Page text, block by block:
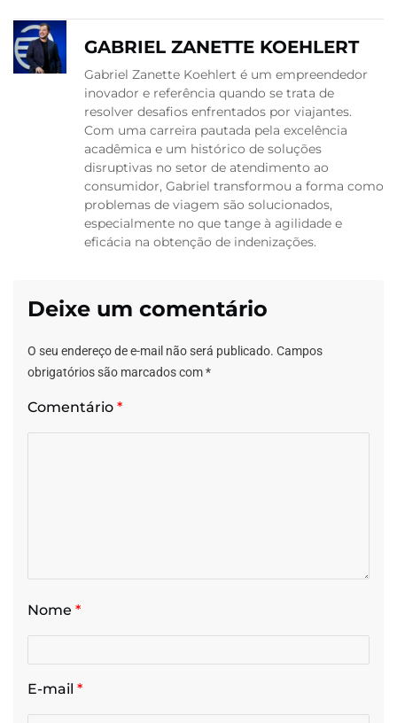
GABRIEL ZANETTE KOEHLERT
Gabriel Zanette Koehlert é um empreendedor
inovador e referência quando se trata de
resolver desafios enfrentados por viajantes.
Com uma carreira pautada pela excelência
acadêmica e um histórico de soluções
disruptivas no setor de atendimento ao
consumidor, Gabriel transformou a forma como
problemas de viagem são solucionados,
especialmente no que tange à agilidade e
eficácia na obtenção de indenizações.
Deixe um comentário
O seu endereço de e-mail não será publicado. Campos
obrigatórios são marcados com*
Comentário *
Nome *
E-mail *